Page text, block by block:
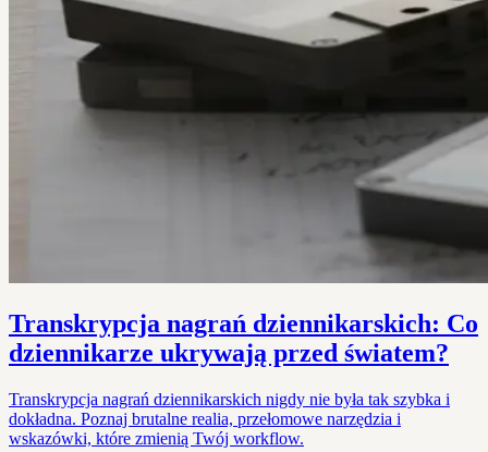
Transkrypcja nagrań dziennikarskich: Co
dziennikarze ukrywają przed światem?
Transkrypcja nagrań dziennikarskich nigdy nie była tak szybka i
dokładna. Poznaj brutalne realia, przełomowe narzędzia i
wskazówki, które zmienią Twój workflow.